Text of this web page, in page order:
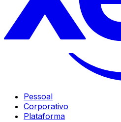
Pessoal
Corporativo
Plataforma